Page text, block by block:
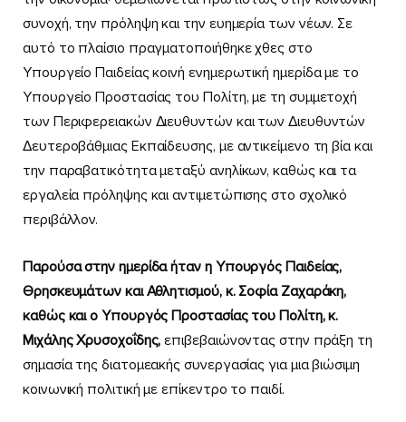
συνοχή, την πρόληψη και την ευημερία των νέων. Σε
αυτό το πλαίσιο πραγματοποιήθηκε χθες στο
Υπουργείο Παιδείας κοινή ενημερωτική ημερίδα με το
Υπουργείο Προστασίας του Πολίτη, με τη συμμετοχή
των Περιφερειακών Διευθυντών και των Διευθυντών
Δευτεροβάθμιας Εκπαίδευσης, με αντικείμενο τη βία και
την παραβατικότητα μεταξύ ανηλίκων, καθώς και τα
εργαλεία πρόληψης και αντιμετώπισης στο σχολικό
περιβάλλον.
Παρούσα στην ημερίδα ήταν η Υπουργός Παιδείας,
Θρησκευμάτων και Αθλητισμού, κ. Σοφία Ζαχαράκη,
καθώς και ο Υπουργός Προστασίας του Πολίτη, κ.
Μιχάλης Χρυσοχοΐδης, επιβεβαιώνοντας στην πράξη τη
σημασία της διατομεακής συνεργασίας για μια βιώσιμη
κοινωνική πολιτική με επίκεντρο το παιδί.